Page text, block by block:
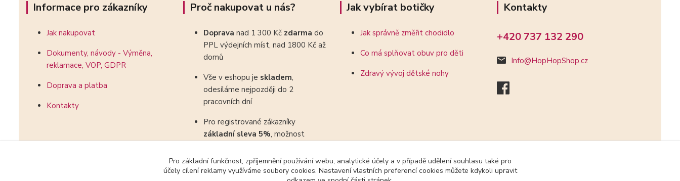
Informace pro zákazníky
Jak nakupovat
Dokumenty, návody - Výměna,
reklamace, VOP, GDPR
Doprava a platba
Kontakty
Proč nakupovat u nás?
Doprava nad 1 300 Kč zdarma do
PPL výdejních míst, nad 1800 Kč až
domů
Vše v eshopu je skladem,
odesíláme nejpozději do 2
pracovních dní
Pro registrované zákazníky
základní sleva 5%, možnost
Jak vybírat botičky
Jak správně změřit chodidlo
Co má splňovat obuv pro děti
Zdravý vývoj dětské nohy
Kontakty
+420 737 132 290
Info@HopHopShop.cz
Pro základní funkčnost, zpříjemnění používání webu, analytické účely a v případě udělení souhlasu také pro
účely cílení reklamy využíváme soubory cookies. Nastavení vlastních preferencí cookies můžete kdykoli upravit